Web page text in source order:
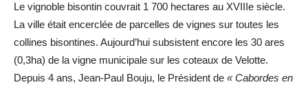
Le vignoble bisontin couvrait 1 700 hectares au XVIIIe siècle.
La ville était encerclée de parcelles de vignes sur toutes les
collines bisontines. Aujourd’hui subsistent encore les 30 ares
(0,3ha) de la vigne municipale sur les coteaux de Velotte.
Depuis 4 ans, Jean-Paul Bouju, le Président de « Cabordes en